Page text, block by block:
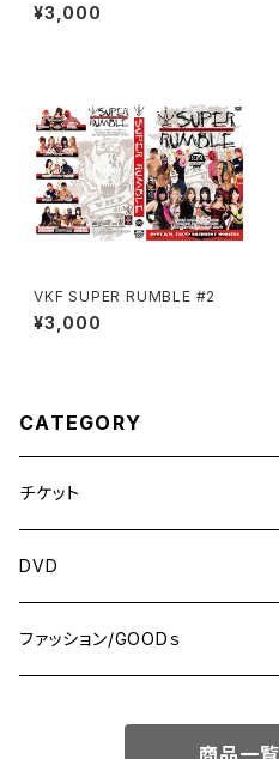
（ハロウィン ハボック）
¥3,000
VKF SUPER RUMBLE #2
¥3,000
CATEGORY
チケット
DVD
MONDAY NIGHT ”Brawl”! シリ
ファッション/GOODｓ
商品一